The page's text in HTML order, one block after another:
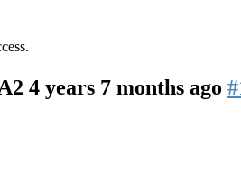
4 years 7 months ago